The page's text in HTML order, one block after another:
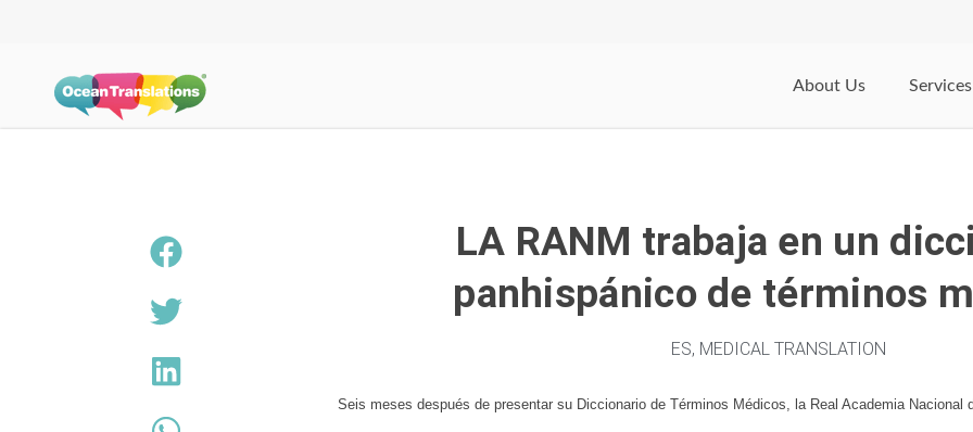
About Us Services
LA RANM trabaja en un
panhispánico de términos
ES, MEDICAL TRANSLATION
Seis meses después de presentar su Diccionario de Términos Médicos, la Real Academia Nacional